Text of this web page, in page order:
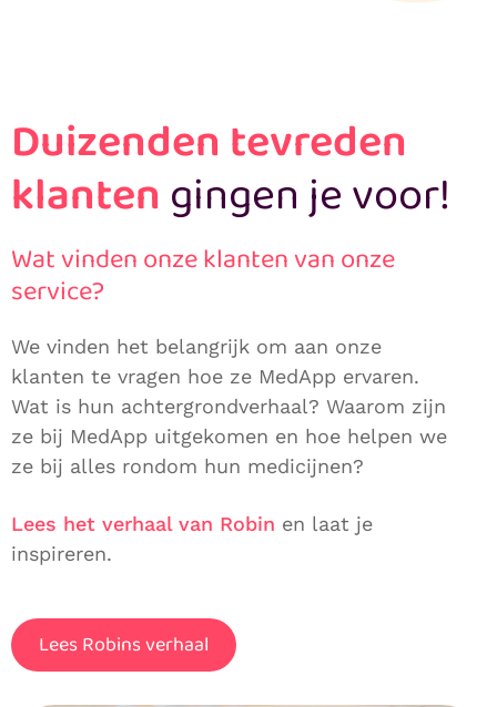
Duizenden tevreden
klanten gingen je voor!
Wat vinden onze klanten van onze
service?
We vinden het belangrijk om aan onze
klanten te vragen hoe ze MedApp ervaren.
Wat is hun achtergrondverhaal? Waarom zijn
ze bij MedApp uitgekomen en hoe helpen we
ze bij alles rondom hun medicijnen?
Lees het verhaal van Robin en laat je
inspireren.
Lees Robins verhaal